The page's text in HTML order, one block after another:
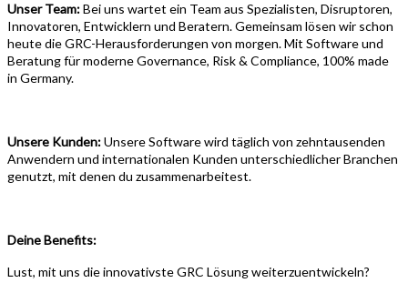
Unser Team:Bei uns wartet ein Team aus Spezialisten, Disruptoren,
Innovatoren, Entwicklern und Beratern. Gemeinsam lösen wir schon
heute die GRC-Herausforderungen von morgen. Mit Software und
Beratung für moderne Governance, Risk & Compliance, 100% made
in Germany.
Unsere Kunden:Unsere Software wird täglich von zehntausenden
Anwendern und internationalen Kunden unterschiedlicher Branchen
genutzt, mit denen du zusammenarbeitest.
Deine Benefits:
Lust, mit uns die innovativste GRC Lösung weiterzuentwickeln?